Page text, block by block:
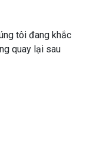
tôi đang khắc
quay lại sau